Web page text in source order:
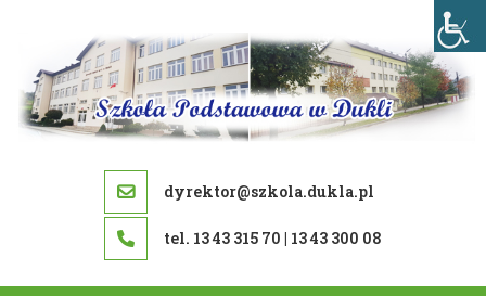
content
dyrektor@szkola.dukla.pl
tel. 13 43 315 70 | 13 43 300 08